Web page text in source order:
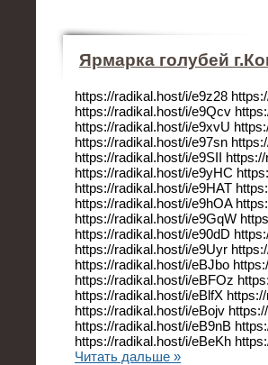
Ярмарка голубей
https://radikal.host/i/e9z28
https://radikal.host/i/e9Qcv
https://radikal.host/i/e9xvU
https://radikal.host/i/e97sn
https://radikal.host/i/e9SII
https://radikal.host/i/e9yHC
https://radikal.host/i/e9HAT
https://radikal.host/i/e9hOA
https://radikal.host/i/e9GqW
https://radikal.host/i/e90dD
https://radikal.host/i/e9Uyr
https://radikal.host/i/eBJbo
https://radikal.host/i/eBFOz
https://radikal.host/i/eBlfX
https://radikal.host/i/eBojv
https://radikal.host/i/eB9nB
https://radikal.host/i/eBeKh
Читать дальше »